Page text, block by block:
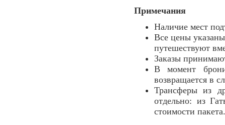
Примечания
Наличие мест
Все цены
путешествуют
Заказы
В момент
возвращается в
Трансферы из
отдельно: из
стоимости пакета.